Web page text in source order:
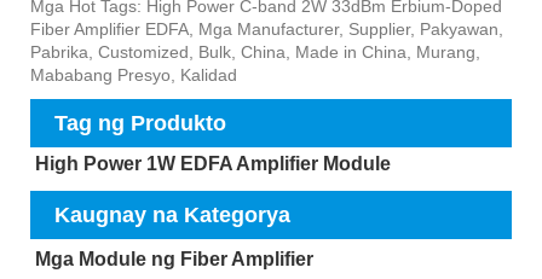
Mga Hot Tags: High Power C-band 2W 33dBm Erbium-Doped
Fiber Amplifier EDFA, Mga Manufacturer, Supplier, Pakyawan,
Pabrika, Customized, Bulk, China, Made in China, Murang,
Mababang Presyo, Kalidad
Tag ng Produkto
High Power 1W EDFA Amplifier Module
Kaugnay na Kategorya
Mga Module ng Fiber Amplifier